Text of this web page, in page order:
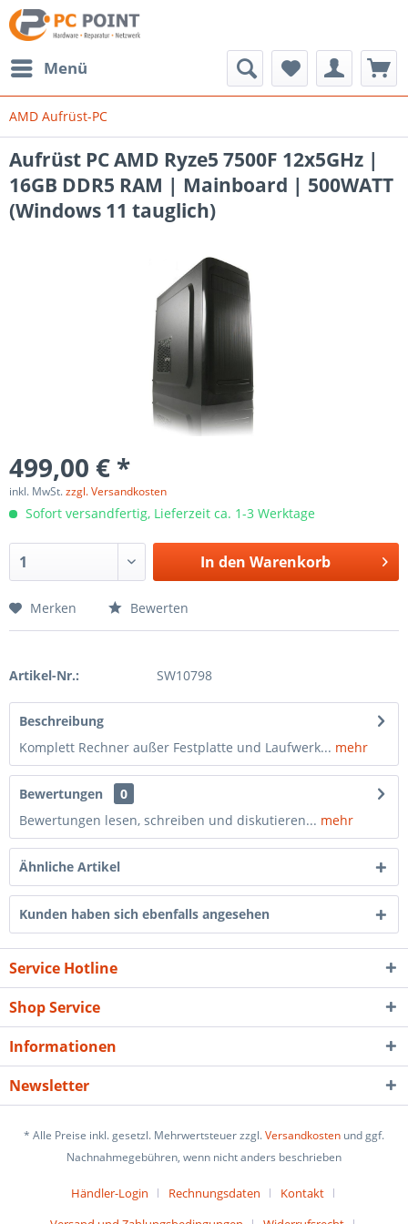
Menü
AMD Aufrüst-PC
Aufrüst PC AMD Ryze5 7500F 12x5GHz |
16GB DDR5 RAM | Mainboard | 500WATT
(Windows 11 tauglich)
499,00 € *
inkl. MwSt.zzgl. Versandkosten
Sofort versandfertig, Lieferzeit ca. 1-3 Werktage
In den Warenkorb
Merken Bewerten
Artikel-Nr.: SW10798
Beschreibung
Komplett Rechner außer Festplatte und Laufwerk... mehr
Bewertungen
0
Bewertungen lesen, schreiben und diskutieren... mehr
Ähnliche Artikel
Kunden haben sich ebenfalls angesehen
Service Hotline
Shop Service
Informationen
Newsletter
* Alle Preise inkl. gesetzl. Mehrwertsteuer zzgl.Versandkosten und ggf.
Nachnahmegebühren, wenn nicht anders beschrieben
Händler-Login Rechnungsdaten
Kontakt